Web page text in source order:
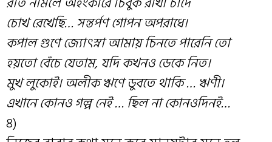
চোখ রেখেছি… সন্তর্পণ গোপন অপরাধে।
কপাল গুণে জ্যোৎস্না আমায় চিনতে পারেনি তো
হয়তো বেঁচে যেতাম, যদি কখনও ডেকে নিত।
মুখ লুকোই। অলীক ঋণে ডুবতে থাকি … ঋণী।
এখানে কোনও গল্প নেই … ছিল না কোনওদিনই…
৪)